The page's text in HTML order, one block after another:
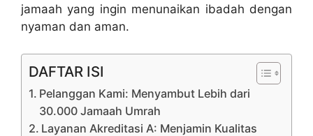
jamaah yang ingin menunaikan ibadah dengan
nyaman dan aman.
DAFTAR ISI
Pelanggan Kami: Menyambut Lebih dari
30.000 Jamaah Umrah
Layanan Akreditasi A: Menjamin Kualitas